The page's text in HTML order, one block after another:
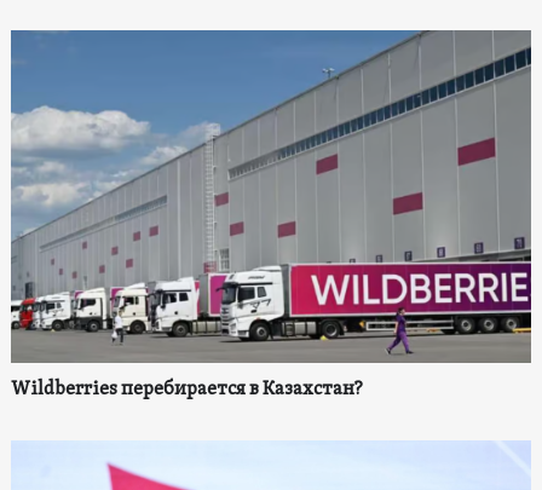
Wildberries перебирается в Казахстан?